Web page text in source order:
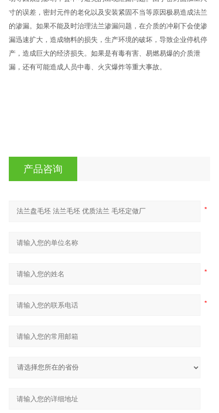
寸的误差，密封元件的老化以及安装紧固不当等原因极易造成法兰
的渗漏。如果不能及时治理法兰渗漏问题，在介质的冲刷下会使渗
漏迅速扩大，造成物料的损失，生产环境的破坏，导致企业停机停
产，造成巨大的经济损失。如果是有毒有害、易燃易爆的介质泄
漏，还有可能造成人员中毒、火灾爆炸等重大事故。
产品咨询